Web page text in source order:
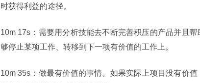
时获得利益的途径。
10m 17s：需要用分析技能去不断完善积压的产品并且
够停止某项工作、转移到下一项有价值的工作上。
10m 35s：做最有价值的事情。如果实际上项目没有价